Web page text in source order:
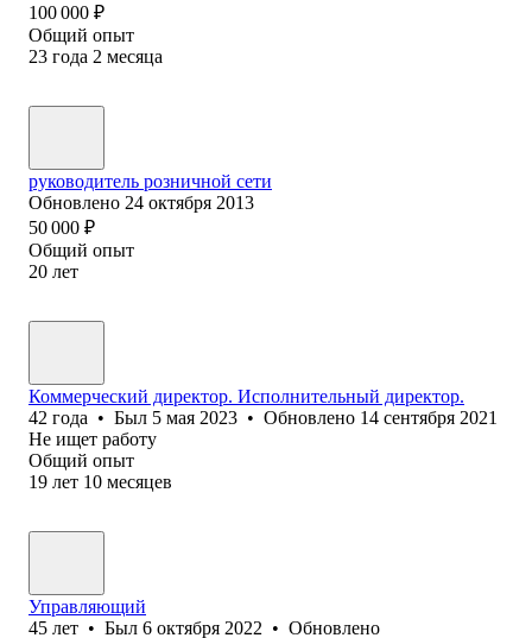
100 000 ₽
Общий опыт
23 года 2 месяца
руководитель розничной сети
Обновлено 24 октября 2013
50 000 ₽
Общий опыт
20 лет
Коммерческий директор. Исполнительный директор.
42 года • Был 5 мая 2023 • Обновлено 14 сентября 2021
Не ищет работу
Общий опыт
19 лет 10 месяцев
Управляющий
45 лет • Был 6 октября 2022 • Обновлено